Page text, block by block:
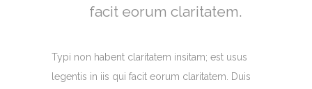
facit eorum claritatem.
Typi non habent claritatem insitam; est usus
legentis in iis qui facit eorum claritatem. Duis